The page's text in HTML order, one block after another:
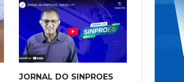
JORNAL DO SINPROES